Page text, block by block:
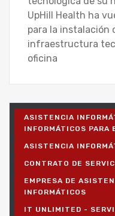
UpHill Health ha
para la instalación
infraestructura
oficina
ASISTENCIA
INFORMÁTICOS PARA
ASISTENCIA
CONTRATO DE
EMPRESA DE
INFORMÁTICOS
IT UNLIMITED -